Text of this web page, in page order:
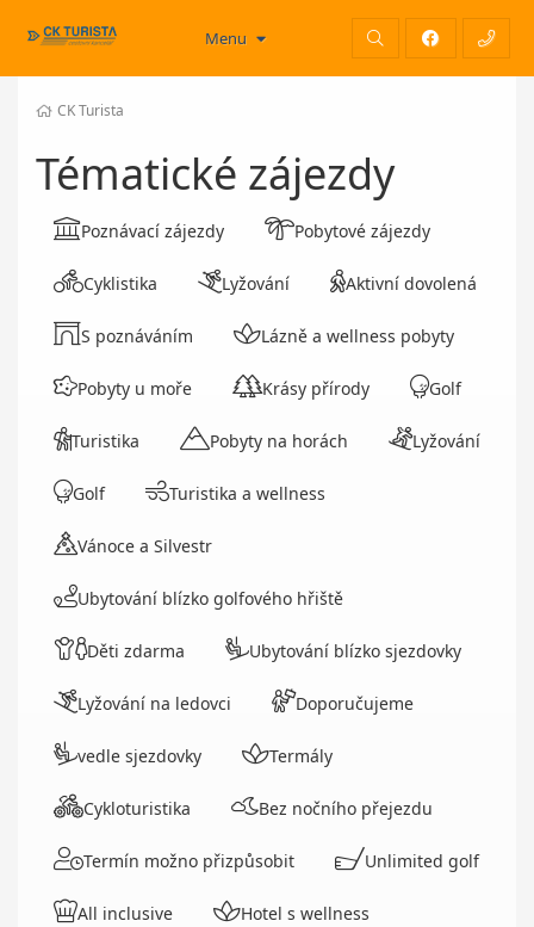
Menu
CK Turista
Tématické zájezdy
Poznávací zájezdy Pobytové zájezdy
Cyklistika Lyžování Aktivní dovolená
S poznáváním Lázně a wellness pobyty
Pobyty u moře Krásy přírody Golf
Turistika Pobyty na horách Lyžování
Golf Turistika a wellness
Vánoce a Silvestr
Ubytování blízko golfového hřiště
Děti zdarma Ubytování blízko sjezdovky
Lyžování na ledovci Doporučujeme
vedle sjezdovky Termály
Cykloturistika Bez nočního přejezdu
Termín možno přizpůsobit Unlimited golf
All inclusive Hotel s wellness